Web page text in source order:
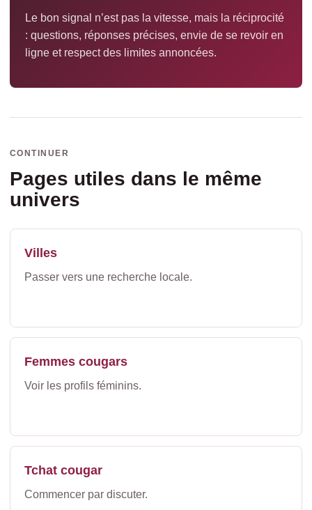
Le bon signal n’est pas la vitesse, mais la réciprocité
: questions, réponses précises, envie de se revoir en
ligne et respect des limites annoncées.
CONTINUER
Pages utiles dans le même
univers
Villes
Passer vers une recherche locale.
Femmes cougars
Voir les profils féminins.
Tchat cougar
Commencer par discuter.